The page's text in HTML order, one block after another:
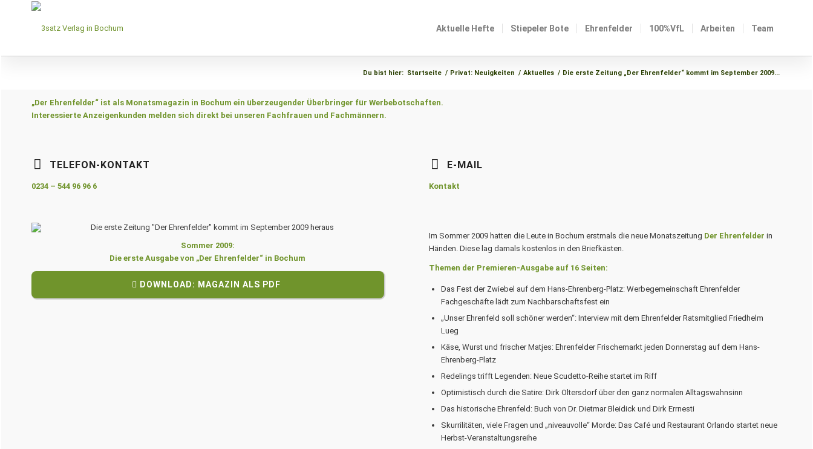
Aktuelle Hefte Stiepeler Bote Ehrenfelder 100%VfL Arbeiten Team
Du bist hier: Startseite / Privat: Neuigkeiten / Aktuelles / Die erste Zeitung „Der Ehrenfelder“ kommt im September 2009...
„Der Ehrenfelder“ ist als Monatsmagazin in Bochum ein überzeugender Überbringer für Werbebotschaften.
Interessierte Anzeigenkunden melden sich direkt bei unseren Fachfrauen und Fachmännern.
TELEFON-KONTAKT
0234 – 544 96 96 6
E-MAIL
Kontakt
Sommer 2009:
Die erste Ausgabe von „Der Ehrenfelder“ in Bochum
DOWNLOAD: MAGAZIN ALS PDF
Im Sommer 2009 hatten die Leute in Bochum erstmals die neue Monatszeitung Der Ehrenfelder in
Händen. Diese lag damals kostenlos in den Briefkästen.
Themen der Premieren-Ausgabe auf 16 Seiten:
Das Fest der Zwiebel auf dem Hans-Ehrenberg-Platz: Werbegemeinschaft Ehrenfelder
Fachgeschäfte lädt zum Nachbarschaftsfest ein
„Unser Ehrenfeld soll schöner werden“: Interview mit dem Ehrenfelder Ratsmitglied Friedhelm
Lueg
Käse, Wurst und frischer Matjes: Ehrenfelder Frischemarkt jeden Donnerstag auf dem Hans-
Ehrenberg-Platz
Redelings trifft Legenden: Neue Scudetto-Reihe startet im Riff
Optimistisch durch die Satire: Dirk Oltersdorf über den ganz normalen Alltagswahnsinn
Das historische Ehrenfeld: Buch von Dr. Dietmar Bleidick und Dirk Errnesti
Skurrilitäten, viele Fragen und „niveauvolle“ Morde: Das Café und Restaurant Orlando startet neue
Herbst-Veranstaltungsreihe